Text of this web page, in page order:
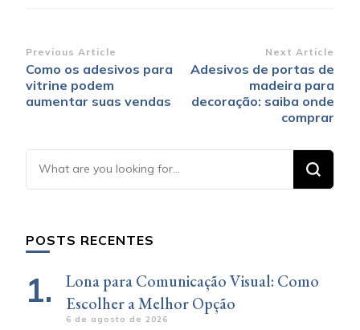
Post
Navigation
Previous Article
Como os adesivos para
vitrine podem
aumentar suas vendas
Next Article
Adesivos de portas de
madeira para
decoração: saiba onde
comprar
Looking
for
POSTS RECENTES
Lona para Comunicação Visual: Como
Escolher a Melhor Opção
6 de agosto de 2026